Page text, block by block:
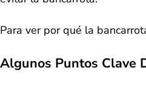
Para ver por qué la
Algunos Puntos Clave